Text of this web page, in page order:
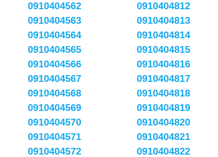
0910404562
0910404563
0910404564
0910404565
0910404566
0910404567
0910404568
0910404569
0910404570
0910404571
0910404572
0910404812
0910404813
0910404814
0910404815
0910404816
0910404817
0910404818
0910404819
0910404820
0910404821
0910404822